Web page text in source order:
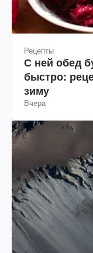
Рецепты
С ней обед
быстро:
зиму
Вчера